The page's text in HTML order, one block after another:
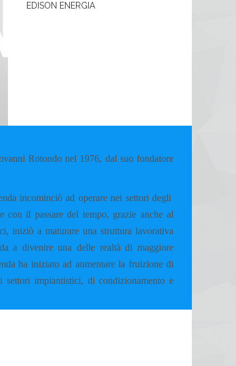
EDISON ENERGIA
Rotondo nel 1976, dal suo fondatore
incominciò ad operare nei settori degli
il passare del tempo, grazie anche al
iniziò a maturare una struttura lavorativa
a divenire una delle realtà di maggiore
ha iniziato ad aumentare la fruizione di
impiantistici, di condizionamento e